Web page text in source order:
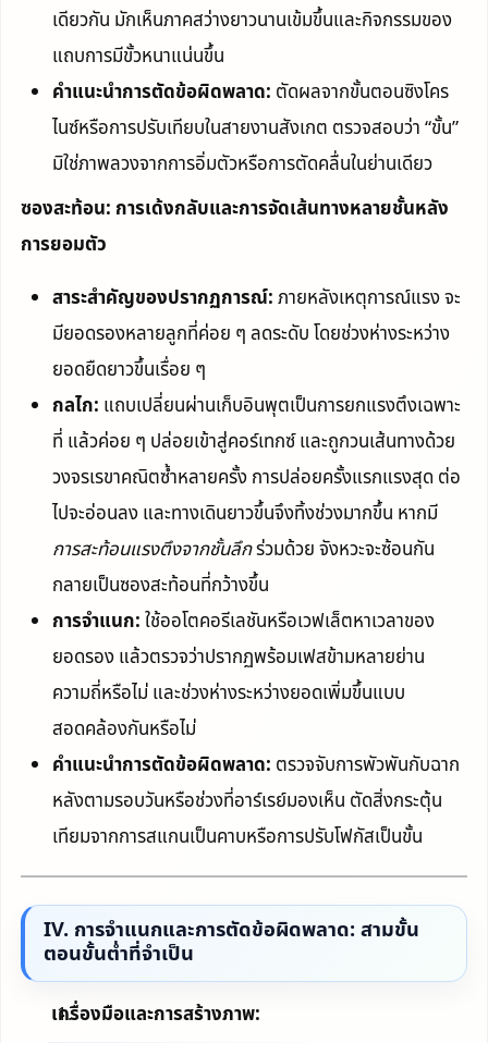
เดียวกัน มักเห็นภาคสว่างยาวนานเข้มขึ้นและกิจกรรมของ
แถบการมีขั้วหนาแน่นขึ้น
คำแนะนำการตัดข้อผิดพลาด: ตัดผลจากขั้นตอนซิงโคร
ไนซ์หรือการปรับเทียบในสายงานสังเกต ตรวจสอบว่า “ขั้น”
มิใช่ภาพลวงจากการอิ่มตัวหรือการตัดคลื่นในย่านเดียว
ซองสะท้อน: การเด้งกลับและการจัดเส้นทางหลายชั้นหลัง
การยอมตัว
สาระสำคัญของปรากฏการณ์:ภายหลังเหตุการณ์แรง จะ
มียอดรองหลายลูกที่ค่อย ๆ ลดระดับ โดยช่วงห่างระหว่าง
ยอดยืดยาวขึ้นเรื่อย ๆ
กลไก: แถบเปลี่ยนผ่านเก็บอินพุตเป็นการยกแรงตึงเฉพาะ
ที่ แล้วค่อย ๆ ปล่อยเข้าสู่คอร์เทกซ์ และถูกวนเส้นทางด้วย
วงจรเรขาคณิตซ้ำหลายครั้ง การปล่อยครั้งแรกแรงสุด ต่อ
ไปจะอ่อนลง และทางเดินยาวขึ้นจึงทิ้งช่วงมากขึ้น หากมี
การสะท้อนแรงตึงจากชั้นลึกร่วมด้วย จังหวะจะซ้อนกัน
กลายเป็นซองสะท้อนที่กว้างขึ้น
การจำแนก:ใช้ออโตคอรีเลชันหรือเวฟเล็ตหาเวลาของ
ยอดรอง แล้วตรวจว่าปรากฏพร้อมเฟสข้ามหลายย่าน
ความถี่หรือไม่ และช่วงห่างระหว่างยอดเพิ่มขึ้นแบบ
สอดคล้องกันหรือไม่
คำแนะนำการตัดข้อผิดพลาด: ตรวจจับการพัวพันกับฉาก
หลังตามรอบวันหรือช่วงที่อาร์เรย์มองเห็น ตัดสิ่งกระตุ้น
เทียมจากการสแกนเป็นคาบหรือการปรับโฟกัสเป็นขั้น
IV. การจำแนกและการตัดข้อผิดพลาด: สามขั้น
ตอนขั้นต่ำที่จำเป็น
เครื่องมือและการสร้างภาพ: